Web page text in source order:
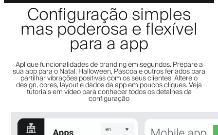
Configuração simples
mas poderosa e flexível
para a app
Aplique funcionalidades de branding em segundos. Prepare a
sua app para o Natal, Halloween, Páscoa e outros feriados para
partilhar vibrações positivas com os seus clientes. Altere o
design, cores, layout e dados da app em poucos cliques. Veja
tutoriais em vídeo para conhecer todos os detalhes da
configuração